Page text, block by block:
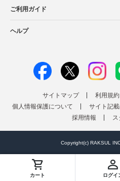
カート ログイ
ご利用ガイド
ヘルプ
サイトマップ 利用規約
個人情報保護について
サイト記
採用情報
ス
Copyright(c) RAKSUL